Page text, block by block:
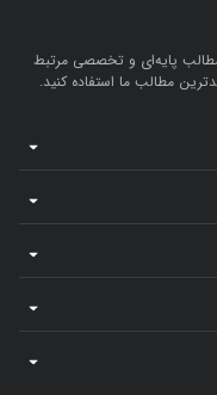
مطالب پایه‌ای و تخصصی مرتبط
مطالب ما استفاده کنید.